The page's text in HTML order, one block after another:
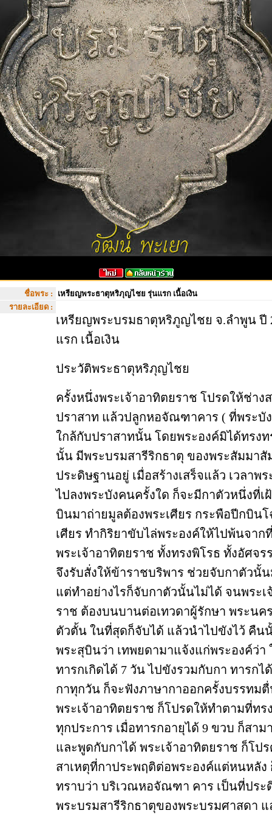
ชื่อพระ :
เหรียญพระธาตุหริภุญไชย รุ่นแรก เนื้อเงิน
รายละเอียด :
เหรียญพระบรมธาตุหริภูญไชย จ.ลำพูน ปี
แรก เนื้อเงิน
ประวัติพระธาตุหริภุญไชย
ครั้งหนึ่งพระเจ้าอาทิตยราช โปรดให้ช่าง
ปราสาท แล้วปลูกหอจัณฑาคาร ( ที่พระบั
ใกล้กับปราสาทนั้น โดยพระองค์มิได้ทรงท
นั้น มีพระบรมสารีริกธาตุ ของพระสัมมาสั
ประดิษฐานอยู่ เมื่อสร้างเสร็จแล้ว เวลาพร
ไปลงพระบังคนครั้งใด ก็จะมีกาตัวหนึ่งที่เ
บินมาถ่ายมูลต้องพระเศียร กระพือปีกบิน
เศียร ทำกิริยาขับไล่พระองค์ให้ไปพ้นจาก
พระเจ้าอาทิตยราช ทั้งทรงพิโรธ ทั้งอัศจร
จึงรับสั่งให้ข้าราชบริพาร ช่วยจับกาตัวนั้
แต่ทำอย่างไรก็จับกาตัวนั้นไม่ได้ จนพระเ
ราช ต้องบนบานต่อเทวดาผู้รักษา พระนค
ตัวตั้น ในที่สุดก็จับได้ แล้วนำไปขังไว้ คืน
พระสุบินว่า เทพยดามาแจ้งแก่พระองค์ว่า
ทารกเกิดได้ 7 วัน ไปขังรวมกับกา ทารกไ
กาทุกวัน ก็จะฟังภาษากาออกครั้งบรรทม
พระเจ้าอาทิตยราช ก็โปรดให้ทำตามที่ทร
ทุกประการ เมื่อทารกอายุได้ 9 ขวบ ก็สาม
และพูดกับกาได้ พระเจ้าอาทิตยราช ก็โป
สาเหตุที่กาประพฤติต่อพระองค์แต่หนหลัง
ทราบว่า บริเวณหอจัณฑา คาร เป็นที่ประ
พระบรมสารีริกธาตุของพระบรมศาสดา แ